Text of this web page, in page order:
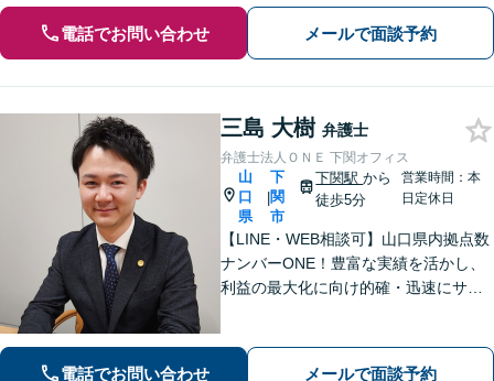
電話でお問い合わせ メールで面談予約
三島 大樹 弁護士
弁護士法人ＯＮＥ 下関オフィス
山
口
県
|
下
関
市
下関駅から
徒歩5分
営業時間：本
日定休日
【LINE・WEB相談可】山口県内拠点数
ナンバーONE！豊富な実績を活かし、
利益の最大化に向け的確・迅速にサポ
問題／交通事故等、あなたの味方とし
電話でお問い合わせ メールで面談予約